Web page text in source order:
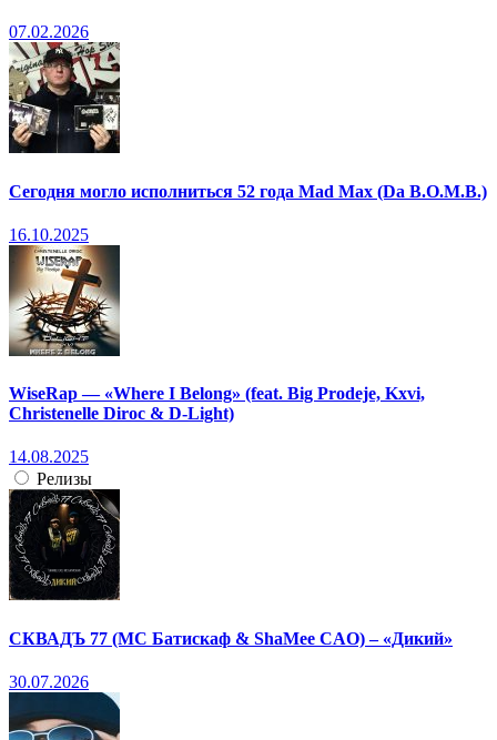
07.02.2026
Сегодня могло исполниться 52 года Mad Max (Da B.O.M.B.)
16.10.2025
WiseRap — «Where I Belong» (feat. Big Prodeje, Kxvi,
Christenelle Diroc & D-Light)
14.08.2025
Релизы
СКВАДЪ 77 (МС Батискаф & ShaMee CAO) – «Дикий»
30.07.2026